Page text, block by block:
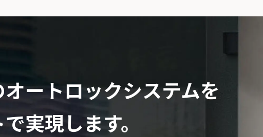
ートロックシステムを
実現します。